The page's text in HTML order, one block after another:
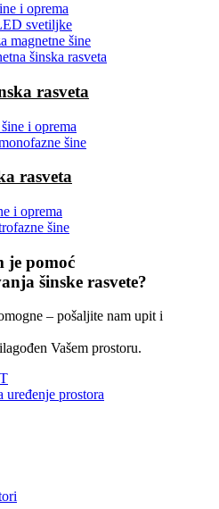
i oprema
svetiljke
magnetne šine
šinska rasveta
rasveta
i oprema
šine
rasveta
i oprema
šine
je pomoć
šinske rasvete?
– pošaljite nam upit i
Vašem prostoru.
uređenje prostora